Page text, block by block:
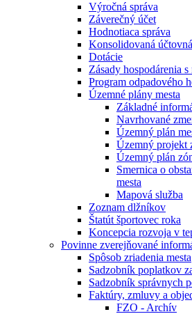
Výročná správa
Záverečný účet
Hodnotiaca správa
Konsolidovaná
Dotácie
Zásady hospodárenia
Program odpadového
Územné plány mesta
Základné
Navrhované
Územný plán
Územný projekt
Územný plán
Smernica o
mesta
Mapová služba
Zoznam dlžníkov
Štatút športovec roka
Koncepcia rozvoja v
Povinne zverejňované
Spôsob zriadenia mesta
Sadzobník poplatkov
Sadzobník správnych
Faktúry, zmluvy a
FZO - Archív